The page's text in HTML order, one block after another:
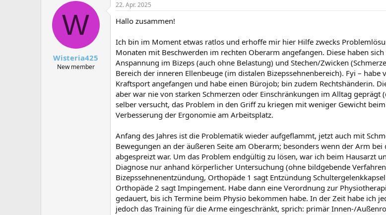
t
l
a
W
Wisteria425
New member
22. Apr. 2025
Hallo zusammen!
Ich bin im Moment etwas ratlos und erhoffe mir hier Hilfe zwecks
Monaten mit Beschwerden im rechten Oberarm angefangen. Diese haben
Anspannung im Bizeps (auch ohne Belastung) und Stechen/Zwicken
Bereich der inneren Ellenbeuge (im distalen Bizepssehnenbereich). Fyi –
Kraftsport angefangen und habe einen Bürojob; bin zudem Rechtshänderin.
aber war nie von starken Schmerzen oder Einschränkungen im Alltag geprägt
selber versucht, das Problem in den Griff zu kriegen mit weniger Gewicht
Verbesserung der Ergonomie am Arbeitsplatz.
Anfang des Jahres ist die Problematik wieder aufgeflammt, jetzt auch mit
Bewegungen an der äußeren Seite am Oberarm; besonders wenn der Arm
abgespreizt war. Um das Problem endgültig zu lösen, war ich beim Hausarzt
Diagnose nur anhand körperlicher Untersuchung (ohne bildgebende
Bizepssehnenentzündung, Orthopäde 1 sagt Entzündung
Orthopäde 2 sagt Impingement. Habe dann eine Verordnung zur
gedauert, bis ich Termine beim Physio bekommen habe. In der Zeit habe ich
jedoch das Training für die Arme eingeschränkt, sprich: primär Innen-/